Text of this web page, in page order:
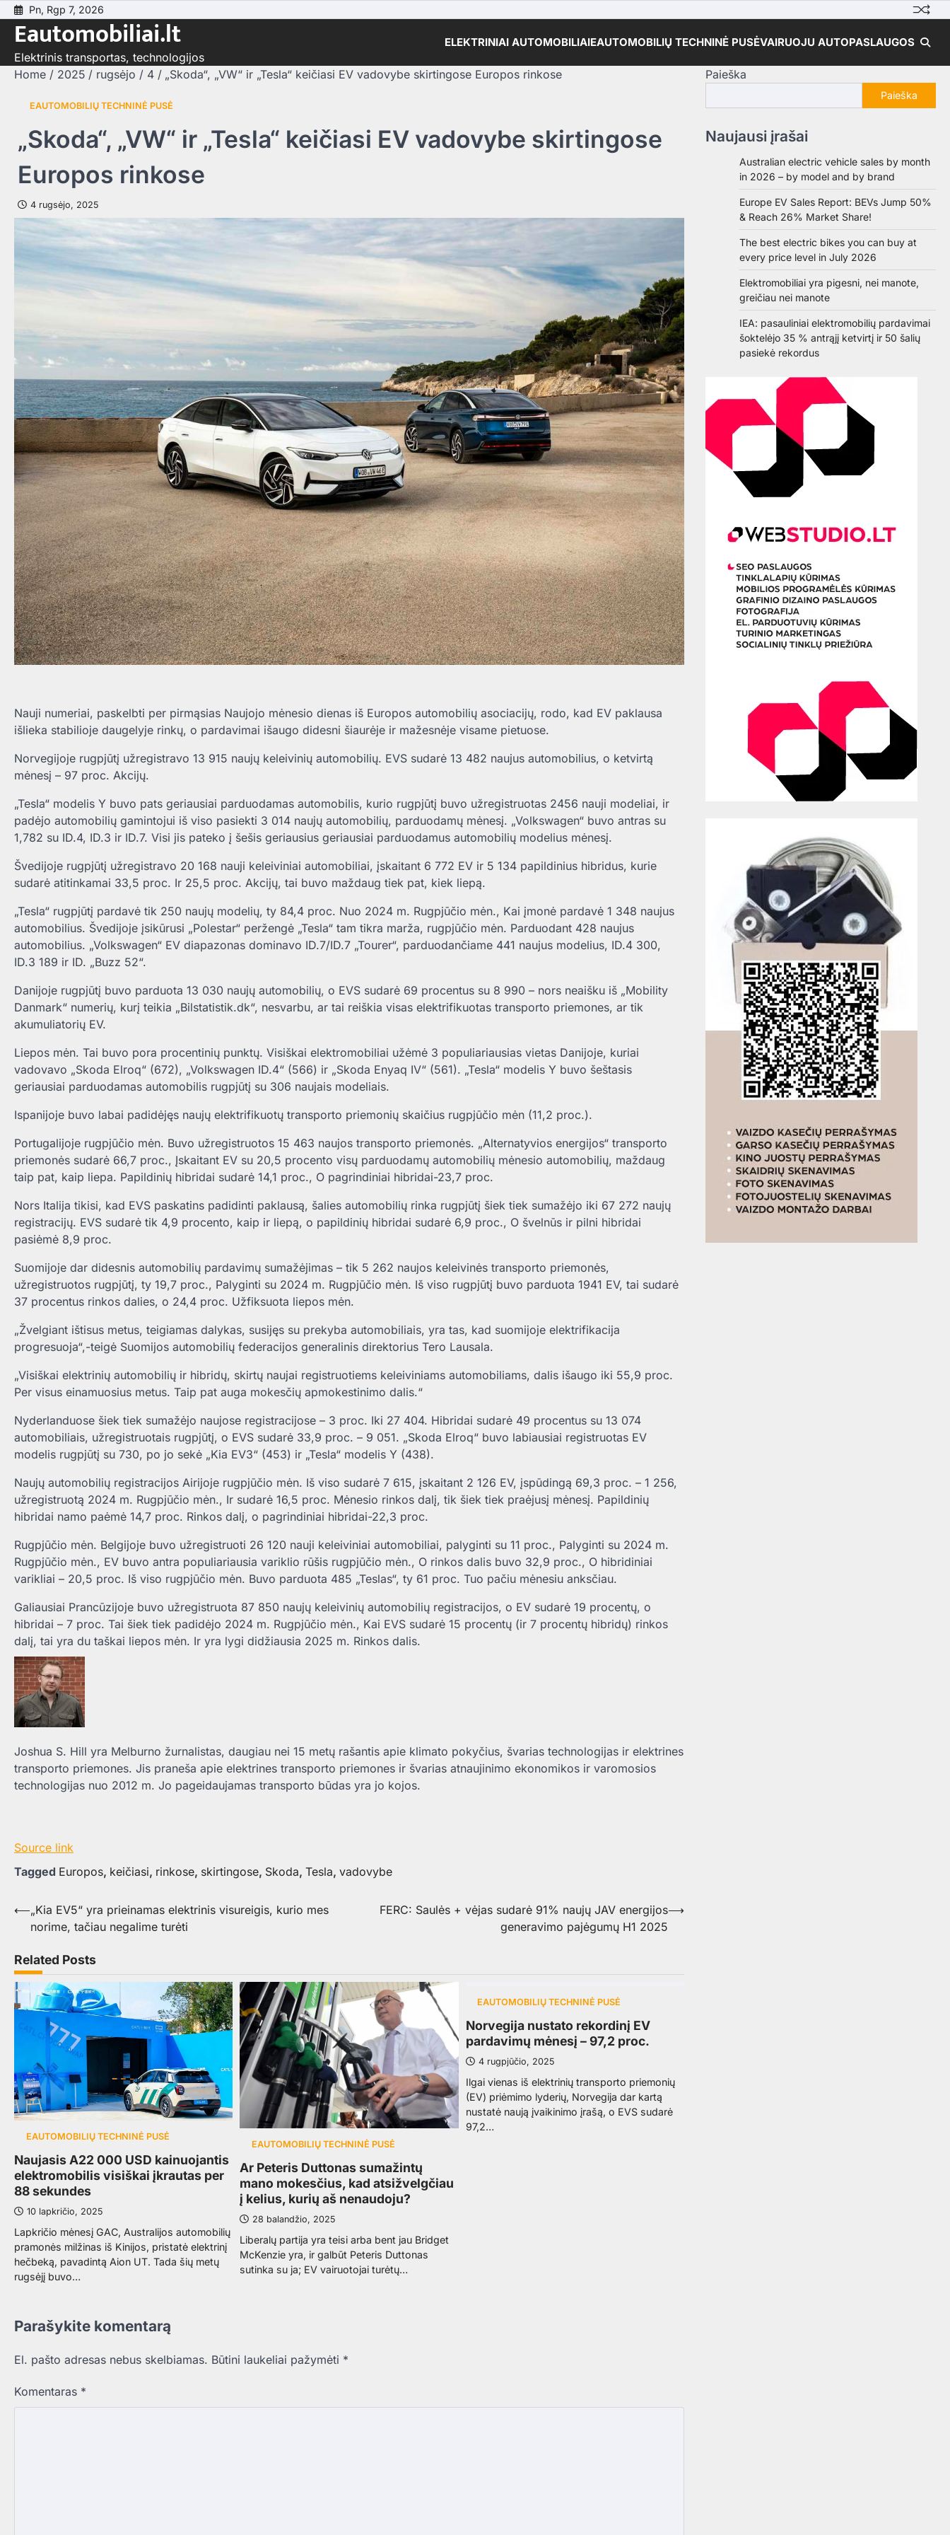
Skip
content
Pn, Rgp 7, 2026
Eautomobiliai.lt
Elektrinis transportas, technologijos
ELEKTRINIAI AUTOMOBILIAIEAUTOMOBILIŲ TECHNINĖ PUSĖVAIRUOJU AUTOPASLAUGOS
Home 2025 rugsėjo 4 „Skoda“, „VW“ ir „Tesla“ keičiasi EV vadovybe skirtingose ​​Europos rinkose
EAUTOMOBILIŲ TECHNINĖ PUSĖ
„Skoda“, „VW“ ir „Tesla“ keičiasi EV vadovybe skirtingose ​​
Europos rinkose
4 rugsėjo, 2025
Nauji numeriai, paskelbti per pirmąsias Naujojo mėnesio dienas iš Europos automobilių asociacijų, rodo, kad EV paklausa
išlieka stabilioje daugelyje rinkų, o pardavimai išaugo didesni šiaurėje ir mažesnėje visame pietuose.
Norvegijoje rugpjūtį užregistravo 13 915 naujų keleivinių automobilių. EVS sudarė 13 482 naujus automobilius, o ketvirtą
mėnesį – 97 proc. Akcijų.
„Tesla“ modelis Y buvo pats geriausiai parduodamas automobilis, kurio rugpjūtį buvo užregistruotas 2456 nauji modeliai, ir
padėjo automobilių gamintojui iš viso pasiekti 3 014 naujų automobilių, parduodamų mėnesį. „Volkswagen“ buvo antras su
1,782 su ID.4, ID.3 ir ID.7. Visi jis pateko į šešis geriausius geriausiai parduodamus automobilių modelius mėnesį.
Švedijoje rugpjūtį užregistravo 20 168 nauji keleiviniai automobiliai, įskaitant 6 772 EV ir 5 134 papildinius hibridus, kurie
sudarė atitinkamai 33,5 proc. Ir 25,5 proc. Akcijų, tai buvo maždaug tiek pat, kiek liepą.
„Tesla“ rugpjūtį pardavė tik 250 naujų modelių, ty 84,4 proc. Nuo 2024 m. Rugpjūčio mėn., Kai įmonė pardavė 1 348 naujus
automobilius. Švedijoje įsikūrusi „Polestar“ peržengė „Tesla“ tam tikra marža, rugpjūčio mėn. Parduodant 428 naujus
automobilius. „Volkswagen“ EV diapazonas dominavo ID.7/ID.7 „Tourer“, parduodančiame 441 naujus modelius, ID.4 300,
ID.3 189 ir ID. „Buzz 52“.
Danijoje rugpjūtį buvo parduota 13 030 naujų automobilių, o EVS sudarė 69 procentus su 8 990 – nors neaišku iš „Mobility
Danmark“ numerių, kurį teikia „Bilstatistik.dk“, nesvarbu, ar tai reiškia visas elektrifikuotas transporto priemones, ar tik
akumuliatorių EV.
Liepos mėn. Tai buvo pora procentinių punktų. Visiškai elektromobiliai užėmė 3 populiariausias vietas Danijoje, kuriai
vadovavo „Skoda Elroq“ (672), „Volkswagen ID.4“ (566) ir „Skoda Enyaq IV“ (561). „Tesla“ modelis Y buvo šeštasis
geriausiai parduodamas automobilis rugpjūtį su 306 naujais modeliais.
Ispanijoje buvo labai padidėjęs naujų elektrifikuotų transporto priemonių skaičius rugpjūčio mėn (11,2 proc.).
Portugalijoje rugpjūčio mėn. Buvo užregistruotos 15 463 naujos transporto priemonės. „Alternatyvios energijos“ transporto
priemonės sudarė 66,7 proc., Įskaitant EV su 20,5 procento visų parduodamų automobilių mėnesio automobilių, maždaug
taip pat, kaip liepa. Papildinių hibridai sudarė 14,1 proc., O pagrindiniai hibridai-23,7 proc.
Nors Italija tikisi, kad EVS paskatins padidinti paklausą, šalies automobilių rinka rugpjūtį šiek tiek sumažėjo iki 67 272 naujų
registracijų. EVS sudarė tik 4,9 procento, kaip ir liepą, o papildinių hibridai sudarė 6,9 proc., O švelnūs ir pilni hibridai
pasiėmė 8,9 proc.
Suomijoje dar didesnis automobilių pardavimų sumažėjimas – tik 5 262 naujos keleivinės transporto priemonės,
užregistruotos rugpjūtį, ty 19,7 proc., Palyginti su 2024 m. Rugpjūčio mėn. Iš viso rugpjūtį buvo parduota 1941 EV, tai sudarė
37 procentus rinkos dalies, o 24,4 proc. Užfiksuota liepos mėn.
„Žvelgiant ištisus metus, teigiamas dalykas, susijęs su prekyba automobiliais, yra tas, kad suomijoje elektrifikacija
progresuoja“,-teigė Suomijos automobilių federacijos generalinis direktorius Tero Lausala.
„Visiškai elektrinių automobilių ir hibridų, skirtų naujai registruotiems keleiviniams automobiliams, dalis išaugo iki 55,9 proc.
Per visus einamuosius metus. Taip pat auga mokesčių apmokestinimo dalis.“
Nyderlanduose šiek tiek sumažėjo naujose registracijose – 3 proc. Iki 27 404. Hibridai sudarė 49 procentus su 13 074
automobiliais, užregistruotais rugpjūtį, o EVS sudarė 33,9 proc. – 9 051. „Skoda Elroq“ buvo labiausiai registruotas EV
modelis rugpjūtį su 730, po jo sekė „Kia EV3“ (453) ir „Tesla“ modelis Y (438).
Naujų automobilių registracijos Airijoje rugpjūčio mėn. Iš viso sudarė 7 615, įskaitant 2 126 EV, įspūdingą 69,3 proc. – 1 256,
užregistruotą 2024 m. Rugpjūčio mėn., Ir sudarė 16,5 proc. Mėnesio rinkos dalį, tik šiek tiek praėjusį mėnesį. Papildinių
hibridai namo paėmė 14,7 proc. Rinkos dalį, o pagrindiniai hibridai-22,3 proc.
Rugpjūčio mėn. Belgijoje buvo užregistruoti 26 120 nauji keleiviniai automobiliai, palyginti su 11 proc., Palyginti su 2024 m.
Rugpjūčio mėn., EV buvo antra populiariausia variklio rūšis rugpjūčio mėn., O rinkos dalis buvo 32,9 proc., O hibridiniai
varikliai – 20,5 proc. Iš viso rugpjūčio mėn. Buvo parduota 485 „Teslas“, ty 61 proc. Tuo pačiu mėnesiu anksčiau.
Galiausiai Prancūzijoje buvo užregistruota 87 850 naujų keleivinių automobilių registracijos, o EV sudarė 19 procentų, o
hibridai – 7 proc. Tai šiek tiek padidėjo 2024 m. Rugpjūčio mėn., Kai EVS sudarė 15 procentų (ir 7 procentų hibridų) rinkos
dalį, tai yra du taškai liepos mėn. Ir yra lygi didžiausia 2025 m. Rinkos dalis.
Joshua S. Hill yra Melburno žurnalistas, daugiau nei 15 metų rašantis apie klimato pokyčius, švarias technologijas ir elektrines
transporto priemones. Jis praneša apie elektrines transporto priemones ir švarias atnaujinimo ekonomikos ir varomosios
technologijas nuo 2012 m. Jo pageidaujamas transporto būdas yra jo kojos.
Source link
Tagged Europos, keičiasi, rinkose, skirtingose, Skoda, Tesla, vadovybe
Navigacija
tarp
įrašų
⟵„Kia EV5“ yra prieinamas elektrinis visureigis, kurio mes
norime, tačiau negalime turėti
FERC: Saulės + vėjas sudarė 91% naujų JAV energijos
generavimo pajėgumų H1 2025
⟶
Related Posts
EAUTOMOBILIŲ TECHNINĖ PUSĖ
Naujasis A22 000 USD kainuojantis
elektromobilis visiškai įkrautas per
88 sekundes
10 lapkričio, 2025
Lapkričio mėnesį GAC, Australijos automobilių
pramonės milžinas iš Kinijos, pristatė elektrinį
hečbeką, pavadintą Aion UT. Tada šių metų
rugsėjį buvo…
EAUTOMOBILIŲ TECHNINĖ PUSĖ
Ar Peteris Duttonas sumažintų
mano mokesčius, kad atsižvelgčiau
į kelius, kurių aš nenaudoju?
28 balandžio, 2025
Liberalų partija yra teisi arba bent jau Bridget
McKenzie yra, ir galbūt Peteris Duttonas
sutinka su ja; EV vairuotojai turėtų…
EAUTOMOBILIŲ TECHNINĖ PUSĖ
Norvegija nustato rekordinį EV
pardavimų mėnesį – 97,2 proc.
4 rugpjūčio, 2025
Ilgai vienas iš elektrinių transporto priemonių
(EV) priėmimo lyderių, Norvegija dar kartą
nustatė naują įvaikinimo įrašą, o EVS sudarė
97,2…
Parašykite komentarą
El. pašto adresas nebus skelbiamas. Būtini laukeliai pažymėti *
Komentaras *
Paieška
Paieška
Naujausi įrašai
Australian electric vehicle sales by month
in 2026 – by model and by brand
Europe EV Sales Report: BEVs Jump 50%
& Reach 26% Market Share!
The best electric bikes you can buy at
every price level in July 2026
Elektromobiliai yra pigesni, nei manote,
greičiau nei manote
IEA: pasauliniai elektromobilių pardavimai
šoktelėjo 35 % antrąjį ketvirtį ir 50 šalių
pasiekė rekordus